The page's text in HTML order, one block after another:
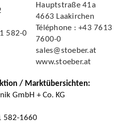
582-0
Hauptstraße 41a
4663 Laakirchen
Téléphone : +43 7613
7600-0
sales@stoeber.at
www.stoeber.at
/ Marktübersichten:
GmbH + Co. KG
582-1660